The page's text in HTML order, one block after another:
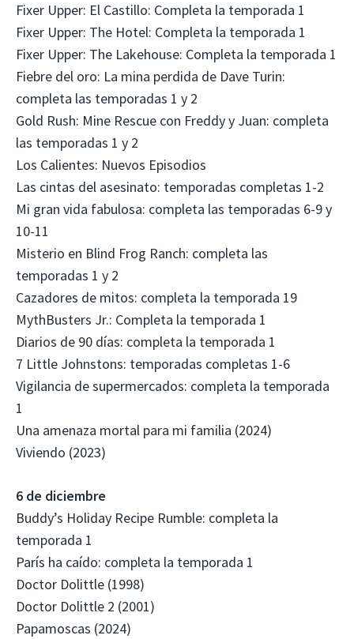
Fixer Upper: El Castillo: Completa la temporada 1
Fixer Upper: The Hotel: Completa la temporada 1
Fixer Upper: The Lakehouse: Completa la temporada 1
Fiebre del oro: La mina perdida de Dave Turin:
completa las temporadas 1 y 2
Gold Rush: Mine Rescue con Freddy y Juan: completa
las temporadas 1 y 2
Los Calientes: Nuevos Episodios
Las cintas del asesinato: temporadas completas 1-2
Mi gran vida fabulosa: completa las temporadas 6-9 y
10-11
Misterio en Blind Frog Ranch: completa las
temporadas 1 y 2
Cazadores de mitos: completa la temporada 19
MythBusters Jr.: Completa la temporada 1
Diarios de 90 días: completa la temporada 1
7 Little Johnstons: temporadas completas 1-6
Vigilancia de supermercados: completa la temporada
1
Una amenaza mortal para mi familia (2024)
Viviendo (2023)
6 de diciembre
Buddy’s Holiday Recipe Rumble: completa la
temporada 1
París ha caído: completa la temporada 1
Doctor Dolittle (1998)
Doctor Dolittle 2 (2001)
Papamoscas (2024)